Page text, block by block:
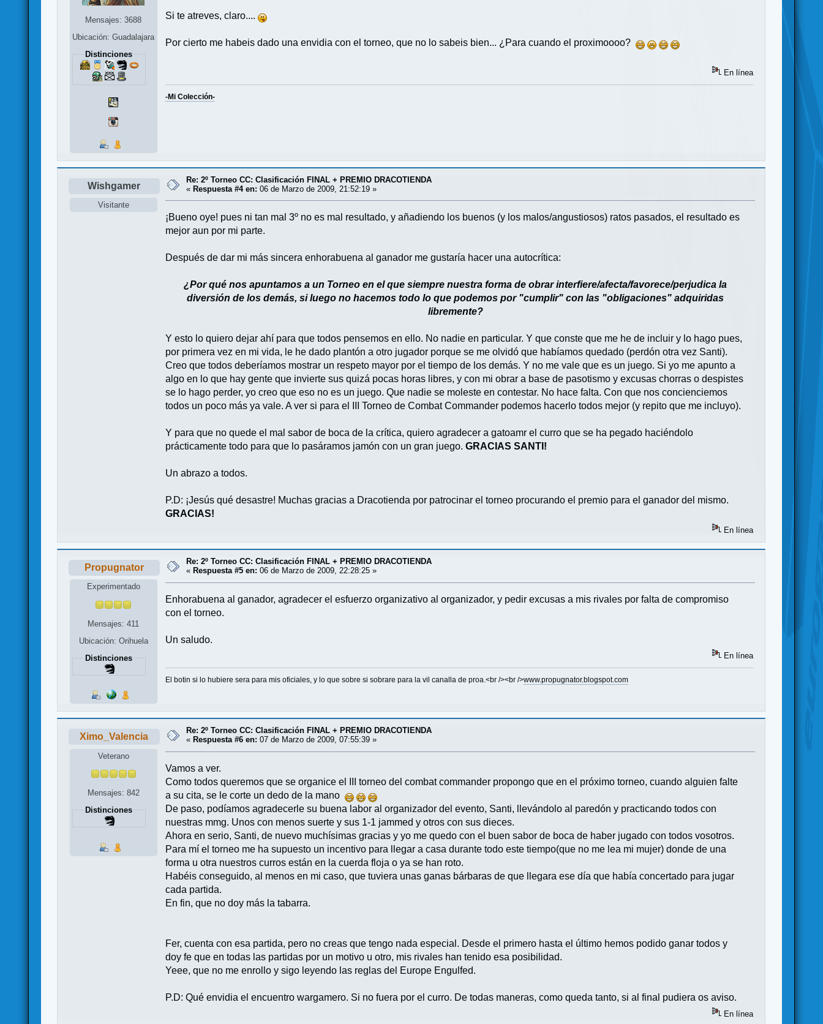
Mensajes: 3688
Ubicación: Guadalajara
Distinciones
Si te atreves, claro....
Por cierto me habeis dado una envidia con el torneo, que no lo sabeis bien... ¿Para cuando el proximoooo?
En línea
-Mi Colección-
Wishgamer
Visitante
Re: 2º Torneo CC: Clasificación FINAL + PREMIO DRACOTIENDA
« Respuesta #4 en: 06 de Marzo de 2009, 21:52:19 »
¡Bueno oye! pues ni tan mal 3º no es mal resultado, y añadiendo los buenos (y los malos/angustiosos) ratos pasados, el resultado es
mejor aun por mi parte.
Después de dar mi más sincera enhorabuena al ganador me gustaría hacer una autocrítica:
¿Por qué nos apuntamos a un Torneo en el que siempre nuestra forma de obrar interfiere/afecta/favorece/perjudica la
diversión de los demás, si luego no hacemos todo lo que podemos por "cumplir" con las "obligaciones" adquiridas
libremente?
Y esto lo quiero dejar ahí para que todos pensemos en ello. No nadie en particular. Y que conste que me he de incluir y lo hago pues,
por primera vez en mi vida, le he dado plantón a otro jugador porque se me olvidó que habíamos quedado (perdón otra vez Santi).
Creo que todos deberíamos mostrar un respeto mayor por el tiempo de los demás. Y no me vale que es un juego. Si yo me apunto a
algo en lo que hay gente que invierte sus quizá pocas horas libres, y con mi obrar a base de pasotismo y excusas chorras o despistes
se lo hago perder, yo creo que eso no es un juego. Que nadie se moleste en contestar. No hace falta. Con que nos concienciemos
todos un poco más ya vale. A ver si para el III Torneo de Combat Commander podemos hacerlo todos mejor (y repito que me incluyo).
Y para que no quede el mal sabor de boca de la crítica, quiero agradecer a gatoamr el curro que se ha pegado haciéndolo
prácticamente todo para que lo pasáramos jamón con un gran juego.GRACIAS SANTI!
Un abrazo a todos.
P.D: ¡Jesús qué desastre! Muchas gracias a Dracotienda por patrocinar el torneo procurando el premio para el ganador del mismo.
GRACIAS!
En línea
Propugnator
Experimentado
Mensajes: 411
Ubicación: Orihuela
Distinciones
Re: 2º Torneo CC: Clasificación FINAL + PREMIO DRACOTIENDA
« Respuesta #5 en: 06 de Marzo de 2009, 22:28:25 »
Enhorabuena al ganador, agradecer el esfuerzo organizativo al organizador, y pedir excusas a mis rivales por falta de compromiso
con el torneo.
Un saludo.
En línea
El botin si lo hubiere sera para mis oficiales, y lo que sobre si sobrare para la vil canalla de proa.<br /><br />www.propugnator.blogspot.com
Ximo_Valencia
Veterano
Mensajes: 842
Distinciones
Re: 2º Torneo CC: Clasificación FINAL + PREMIO DRACOTIENDA
« Respuesta #6 en: 07 de Marzo de 2009, 07:55:39 »
Vamos a ver.
Como todos queremos que se organice el III torneo del combat commander propongo que en el próximo torneo, cuando alguien falte
a su cita, se le corte un dedo de la mano
De paso, podíamos agradecerle su buena labor al organizador del evento, Santi, llevándolo al paredón y practicando todos con
nuestras mmg. Unos con menos suerte y sus 1-1 jammed y otros con sus dieces.
Ahora en serio, Santi, de nuevo muchísimas gracias y yo me quedo con el buen sabor de boca de haber jugado con todos vosotros.
Para mí el torneo me ha supuesto un incentivo para llegar a casa durante todo este tiempo(que no me lea mi mujer) donde de una
forma u otra nuestros curros están en la cuerda floja o ya se han roto.
Habéis conseguido, al menos en mi caso, que tuviera unas ganas bárbaras de que llegara ese día que había concertado para jugar
cada partida.
En fin, que no doy más la tabarra.
Fer, cuenta con esa partida, pero no creas que tengo nada especial. Desde el primero hasta el último hemos podido ganar todos y
doy fe que en todas las partidas por un motivo u otro, mis rivales han tenido esa posibilidad.
Yeee, que no me enrollo y sigo leyendo las reglas del Europe Engulfed.
P.D: Qué envidia el encuentro wargamero. Si no fuera por el curro. De todas maneras, como queda tanto, si al final pudiera os aviso.
En línea